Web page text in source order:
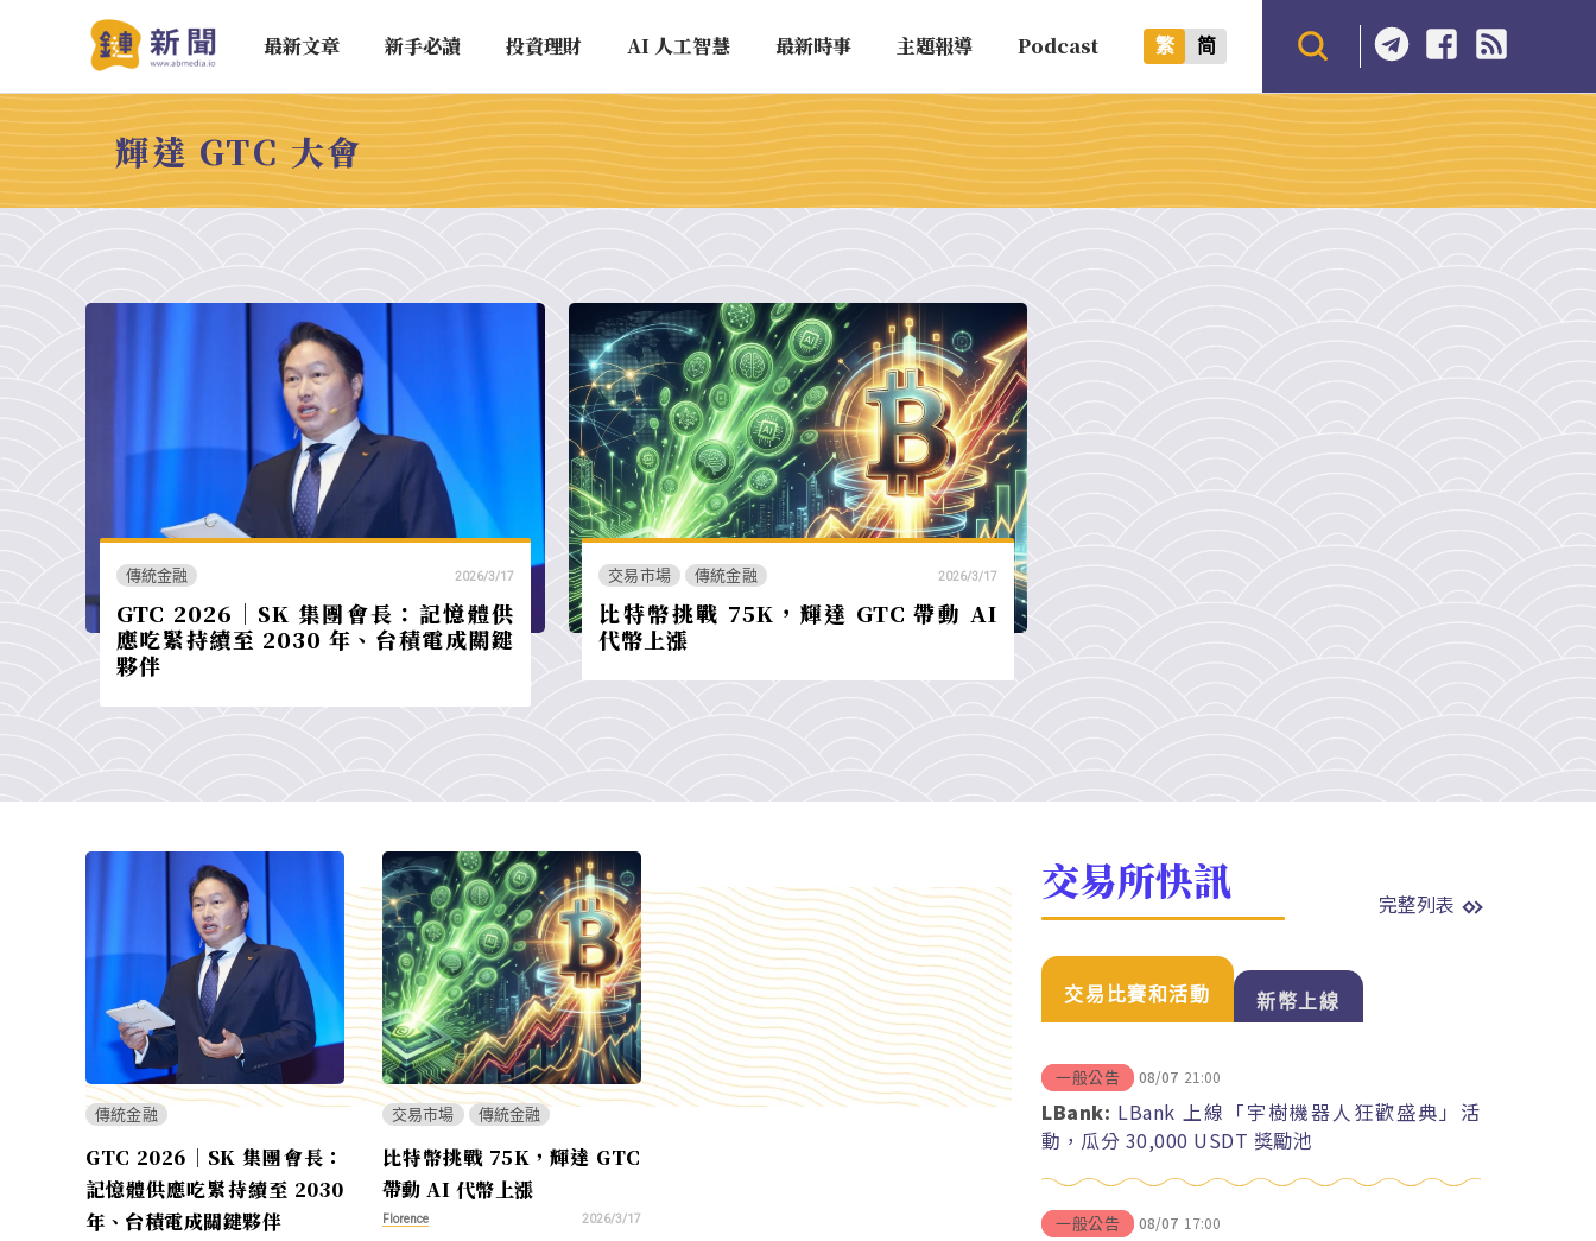
最新文章 新手必讀 投資理財 AI 人工智慧 最新時事 主題報導 Podcast 繁 简
輝達 GTC 大會
傳統金融 2026/3/17
GTC 2026｜SK 集團會長：記憶體供
應吃緊持續至 2030 年、台積電成關鍵
夥伴
交易市場 傳統金融 2026/3/17
比特幣挑戰 75K，輝達 GTC 帶動 AI
代幣上漲
傳統金融
GTC 2026｜SK 集團會長：
記憶體供應吃緊持續至 2030
年、台積電成關鍵夥伴
交易市場 傳統金融
比特幣挑戰 75K，輝達 GTC
帶動 AI 代幣上漲
Florence 2026/3/17
交易所快訊 完整列表
交易比賽和活動 新幣上線
一般公告 08/07 21:00
LBank: LBank 上線「宇樹機器人狂歡盛典」活
動，瓜分 30,000 USDT 獎勵池
一般公告 08/07 17:00